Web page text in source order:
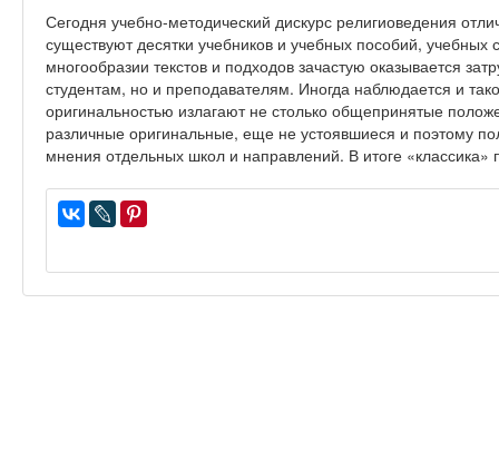
Сегодня учебно-методический дискурс религиоведения
существуют десятки учебников и учебных пособий,
многообразии текстов и подходов зачастую оказывается
студентам, но и преподавателям. Иногда наблюдается и
оригинальностью излагают не столько общепринятые
различные оригинальные, еще не устоявшиеся и поэтому
мнения отдельных школ и направлений. В итоге «классика»